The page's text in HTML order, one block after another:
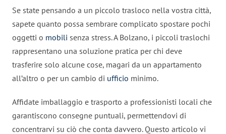
Se state pensando a un piccolo trasloco nella vostra città,
sapete quanto possa sembrare complicato spostare pochi
oggetti o mobili senza stress. A Bolzano, i piccoli traslochi
rappresentano una soluzione pratica per chi deve
trasferire solo alcune cose, magari da un appartamento
all’altro o per un cambio di ufficio minimo.
Affidate imballaggio e trasporto a professionisti locali che
garantiscono consegne puntuali, permettendovi di
concentrarvi su ciò che conta davvero. Questo articolo vi